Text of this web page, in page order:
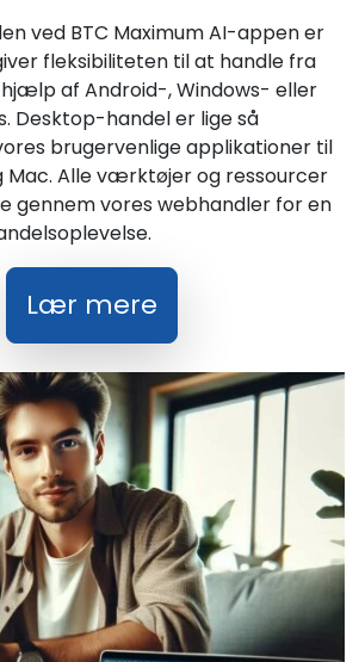
ved BTC Maximum AI-appen er
fleksibiliteten til at handle fra
af Android-, Windows- eller
Desktop-handel er lige så
brugervenlige applikationer til
Mac. Alle værktøjer og ressourcer
gennem vores webhandler for en
Lær mere